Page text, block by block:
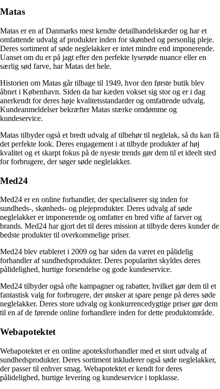
Matas
Matas er en af Danmarks mest kendte detailhandelskæder og har et
omfattende udvalg af produkter inden for skønhed og personlig pleje.
Deres sortiment af søde neglelakker er intet mindre end imponerende.
Uanset om du er på jagt efter den perfekte lyserøde nuance eller en
særlig sød farve, har Matas det hele.
Historien om Matas går tilbage til 1949, hvor den første butik blev
åbnet i København. Siden da har kæden vokset sig stor og er i dag
anerkendt for deres høje kvalitetsstandarder og omfattende udvalg.
Kundeanmeldelser bekræfter Matas stærke omdømme og
kundeservice.
Matas tilbyder også et bredt udvalg af tilbehør til neglelak, så du kan få
det perfekte look. Deres engagement i at tilbyde produkter af høj
kvalitet og et skarpt fokus på de nyeste trends gør dem til et ideelt sted
for forbrugere, der søger søde neglelakker.
Med24
Med24 er en online forhandler, der specialiserer sig inden for
sundheds-, skønheds- og plejeprodukter. Deres udvalg af søde
neglelakker er imponerende og omfatter en bred vifte af farver og
brands. Med24 har gjort det til deres mission at tilbyde deres kunder de
bedste produkter til overkommelige priser.
Med24 blev etableret i 2009 og har siden da været en pålidelig
forhandler af sundhedsprodukter. Deres popularitet skyldes deres
pålidelighed, hurtige forsendelse og gode kundeservice.
Med24 tilbyder også ofte kampagner og rabatter, hvilket gør dem til et
fantastisk valg for forbrugere, der ønsker at spare penge på deres søde
neglelakker. Deres store udvalg og konkurrencedygtige priser gør dem
til en af de førende online forhandlere inden for dette produktområde.
Webapotektet
Webapotektet er en online apoteksforhandler med et stort udvalg af
sundhedsprodukter. Deres sortiment inkluderer også søde neglelakker,
der passer til enhver smag. Webapotektet er kendt for deres
pålidelighed, hurtige levering og kundeservice i topklasse.